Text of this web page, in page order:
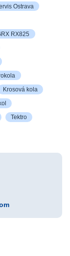
Ostrava
RX825
Krosová kola
Tektro